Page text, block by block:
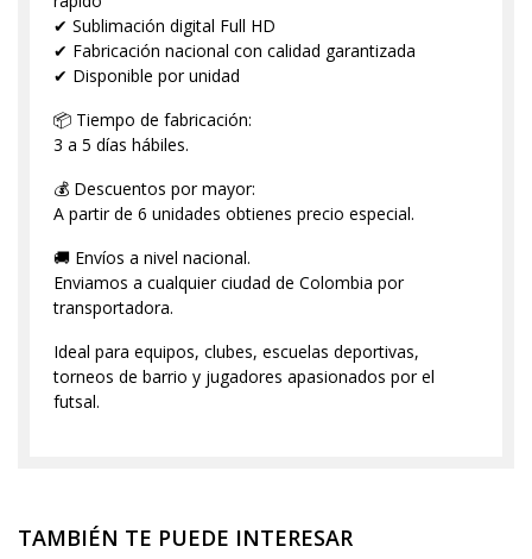
✔ Sublimación digital Full HD
✔ Fabricación nacional con calidad garantizada
✔ Disponible por unidad
📦 Tiempo de fabricación:
3 a 5 días hábiles.
💰 Descuentos por mayor:
A partir de 6 unidades obtienes precio especial.
🚚 Envíos a nivel nacional.
Enviamos a cualquier ciudad de Colombia por
transportadora.
Ideal para equipos, clubes, escuelas deportivas,
torneos de barrio y jugadores apasionados por el
futsal.
TAMBIÉN TE PUEDE INTERESAR